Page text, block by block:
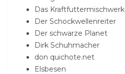
Das Kraftfuttermischwerk
Der Schockwellenreiter
Der schwarze Planet
Dirk Schuhmacher
don quichote.net
Elsbesen